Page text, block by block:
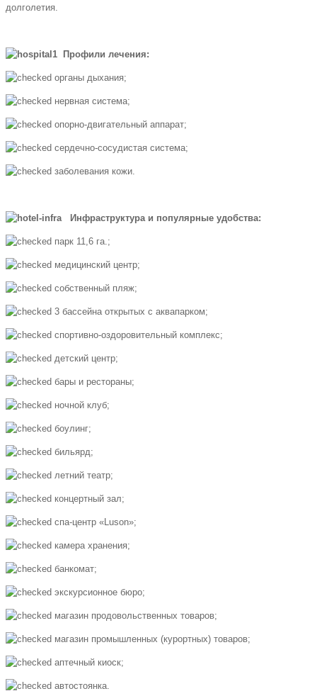
долголетия.
Профили лечения:
органы дыхания;
нервная система;
опорно-двигательный аппарат;
сердечно-сосудистая система;
заболевания кожи.
Инфраструктура и популярные удобства:
парк 11,6 га.;
медицинский центр;
собственный пляж;
3 бассейна открытых с аквапарком;
спортивно-оздоровительный комплекс;
детский центр;
бары и рестораны;
ночной клуб;
боулинг;
бильярд;
летний театр;
концертный зал;
спа-центр «Luson»;
камера хранения;
банкомат;
экскурсионное бюро;
магазин продовольственных товаров;
магазин промышленных (курортных) товаров;
аптечный киоск;
автостоянка.